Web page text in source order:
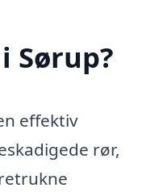
Sørup?
effektiv
rør,